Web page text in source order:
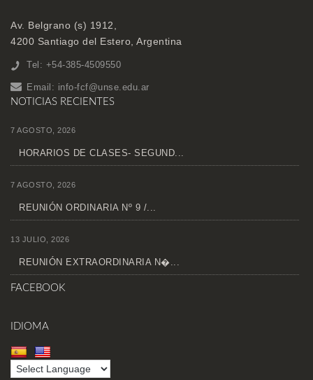
Av. Belgrano (s) 1912,
4200 Santiago del Estero, Argentina
Tel: +54-385-4509550
Email: info-fcf@unse.edu.ar
NOTICIAS RECIENTES
7 AGOSTO, 2026
HORARIOS DE CLASES- SEGUND...
7 AGOSTO, 2026
REUNIÓN ORDINARIA Nº 9 /...
13 JULIO, 2026
REUNIÓN EXTRAORDINARIA N�...
FACEBOOK
IDIOMA